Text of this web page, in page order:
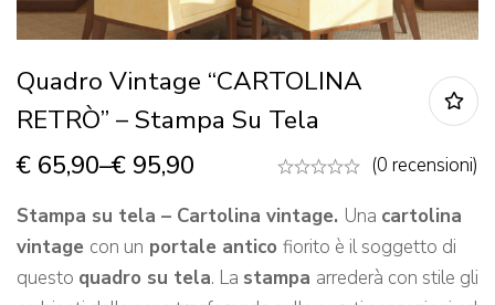
Quadro Vintage “CARTOLINA
RETRÒ” – Stampa Su Tela
€ 65,90–€ 95,90
(0 recensioni)
Stampa su tela – Cartolina vintage. Una cartolina
vintage con un portale antico fiorito è il soggetto di
questo quadro su tela. La stampa arrederà con stile gli